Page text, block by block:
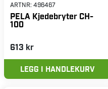
ARTNR: 496467
PELA Kjedebryter CH-
100
613 kr
LEGG I HANDLEKURV